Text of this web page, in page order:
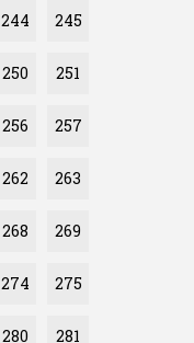
244 245
250 251
256 257
262 263
268 269
274 275
280 281